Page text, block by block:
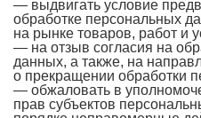
— выдвигать условие
обработке персональных
на рынке товаров, работ и
— на отзыв согласия на
данных, а также, на
о прекращении обработки
— обжаловать в
прав субъектов